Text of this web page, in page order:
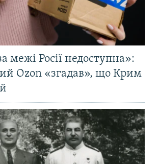
межі Росії недоступна»:
Ozon «згадав», що Крим